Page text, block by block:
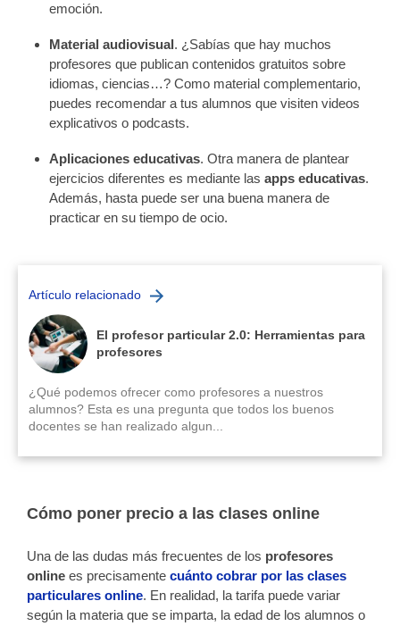
emoción.
Material audiovisual. ¿Sabías que hay muchos
profesores que publican contenidos gratuitos sobre
idiomas, ciencias…? Como material complementario,
puedes recomendar a tus alumnos que visiten videos
explicativos o podcasts.
Aplicaciones educativas. Otra manera de plantear
ejercicios diferentes es mediante lasapps educativas.
Además, hasta puede ser una buena manera de
practicar en su tiempo de ocio.
Artículo relacionado
El profesor particular 2.0: Herramientas para
profesores
¿Qué podemos ofrecer como profesores a nuestros
alumnos? Esta es una pregunta que todos los buenos
docentes se han realizado algun...
Cómo poner precio a las clases online
Una de las dudas más frecuentes de los profesores
online es precisamente cuánto cobrar por las clases
particulares online. En realidad, la tarifa puede variar
según la materia que se imparta, la edad de los alumnos o